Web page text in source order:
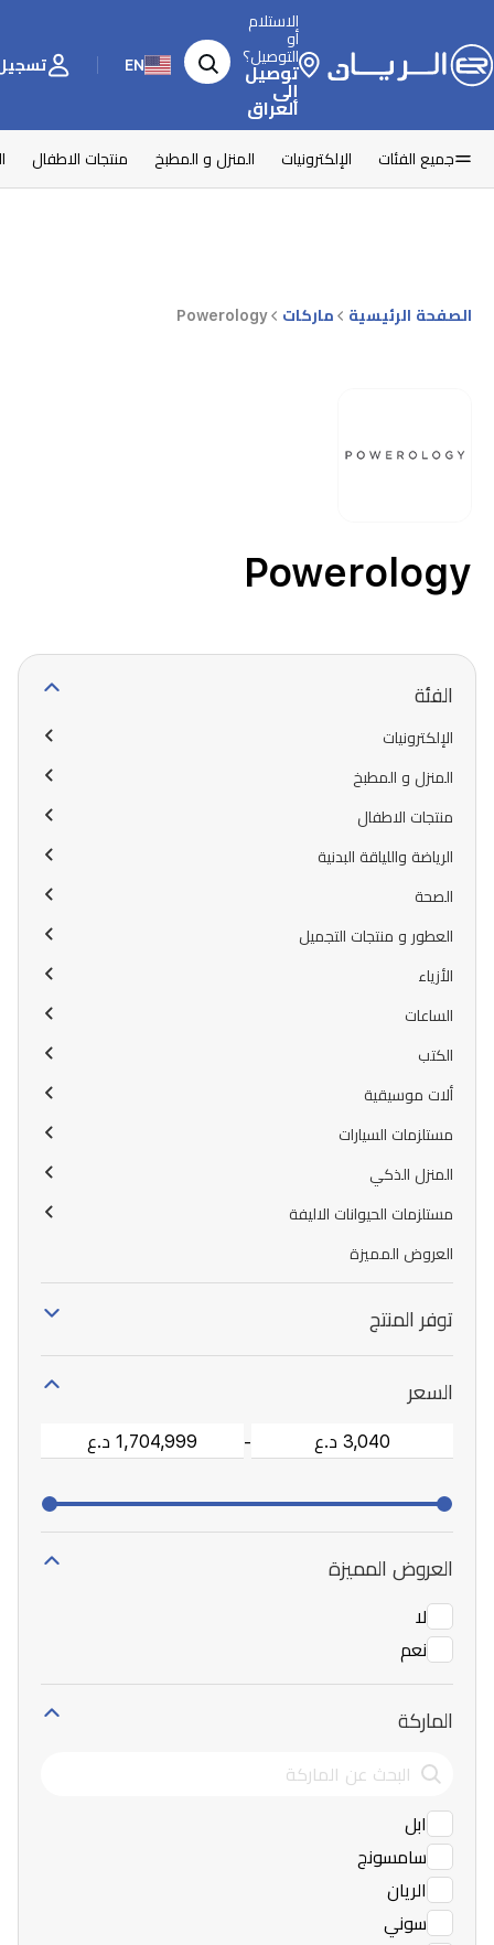
الاستلام
أو
التوصيل؟
توصيل
إلى
العراق
EN تسجيل
جميع الفئات الإلكترونيات المنزل و المطبخ منتجات الاطفال
الصفحة الرئيسية ماركات Powerology
Powerology
الفئة
الإلكترونيات
المنزل و المطبخ
منتجات الاطفال
الرياضة واللياقة البدنية
الصحة
العطور و منتجات التجميل
الأزياء
الساعات
الكتب
ألات موسيقية
مستلزمات السيارات
المنزل الذكي
مستلزمات الحيوانات الاليفة
العروض المميزة
توفر المنتج
السعر
-
العروض المميزة
لا
نعم
الماركة
ابل
سامسونج
الريان
سوني